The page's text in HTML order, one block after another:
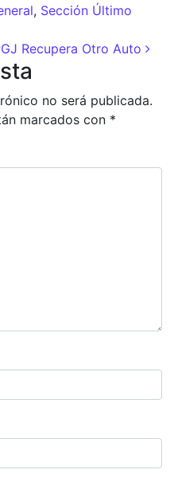
, Sección Último
entradas
Recupera Otro Auto
no será publicada.
marcados con *